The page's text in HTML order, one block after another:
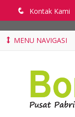
q Kontak Kami
MENU NAVIGASI